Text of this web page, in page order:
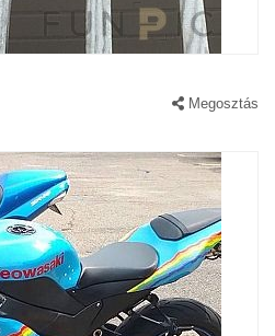
Megosztás